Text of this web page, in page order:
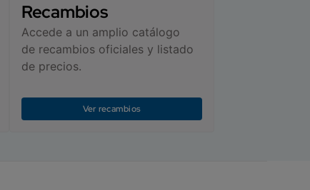
Recambios
Accede a un amplio catálogo
de recambios oficiales y listado
de precios.
Ver recambios